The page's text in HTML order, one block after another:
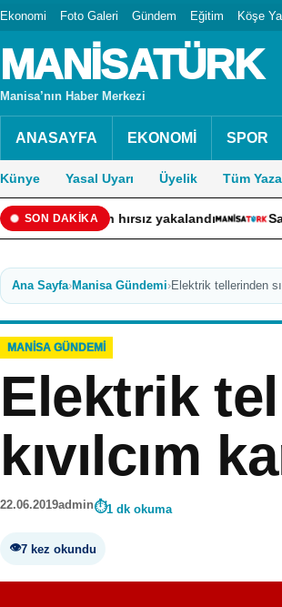
Ekonomi Foto Galeri Gündem Eğitim Köşe
MANİSATÜRK
Manisa’nın Haber Merkezi
ANASAYFA EKONOMİ SPOR
Künye Yasal Uyarı Üyelik Tüm
SON DAKİKA
hırsız yakalandı Sahte
Ana Sayfa›Manisa Gündemi›Elektrik tellerinden
MANISA GÜNDEMI
Elektrik
kıvılcım
22.06.2019admin 1 dk okuma
7 kez okundu